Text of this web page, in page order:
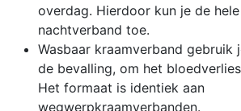
overdag. Hierdoor kun je de
nachtverband toe.
Wasbaar kraamverband gebruik
de bevalling, om het
Het formaat is identiek aan
wegwerpkraamverbanden.